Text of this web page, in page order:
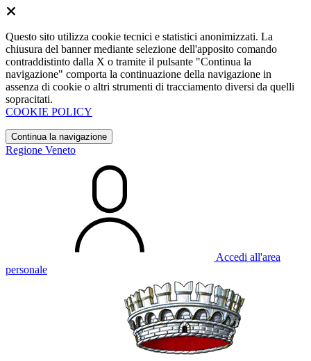
Questo sito utilizza cookie tecnici e statistici anonimizzati. La
chiusura del banner mediante selezione dell'apposito comando
contraddistinto dalla X o tramite il pulsante "Continua la
navigazione" comporta la continuazione della navigazione in
assenza di cookie o altri strumenti di tracciamento diversi da quelli
sopracitati.
COOKIE POLICY
Continua la navigazione
Regione Veneto
Accedi all'area
personale